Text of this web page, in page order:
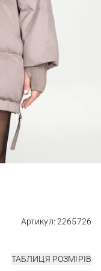
Артикул: 2265726
ТАБЛИЦЯ РОЗМІРІВ